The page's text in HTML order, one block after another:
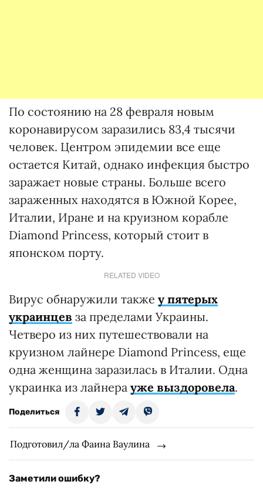
По состоянию на 28 февраля новым
коронавирусом заразились 83,4 тысячи
человек. Центром эпидемии все еще
остается Китай, однако инфекция быстро
заражает новые страны. Больше всего
зараженных находятся в Южной Корее,
Италии, Иране и на круизном корабле
Diamond Princess, который стоит в
японском порту.
RELATED VIDEO
Вирус обнаружили также у пятерых
украинцев за пределами Украины.
Четверо из них путешествовали на
круизном лайнере Diamond Princess, еще
одна женщина заразилась в Италии. Одна
украинка из лайнера уже выздоровела.
Поделиться
Подготовил/ла Фаина Ваулина
Заметили ошибку?